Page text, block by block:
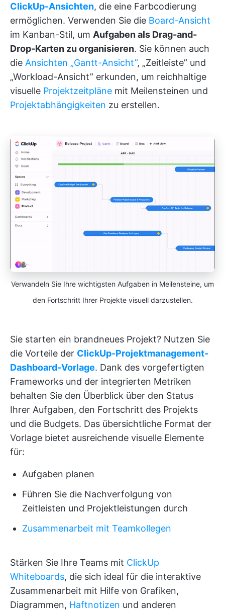
ClickUp-Ansichten, die eine Farbcodierung
ermöglichen. Verwenden Sie die Board-Ansicht
im Kanban-Stil, um Aufgaben als Drag-and-
Drop-Karten zu organisieren. Sie können auch
die Ansichten „Gantt-Ansicht”, „Zeitleiste” und
„Workload-Ansicht” erkunden, um reichhaltige
visuelle Projektzeitpläne mit Meilensteinen und
Projektabhängigkeiten zu erstellen.
Verwandeln Sie Ihre wichtigsten Aufgaben in Meilensteine, um
den Fortschritt Ihrer Projekte visuell darzustellen.
Sie starten ein brandneues Projekt? Nutzen Sie
die Vorteile der ClickUp-Projektmanagement-
Dashboard-Vorlage. Dank des vorgefertigten
Frameworks und der integrierten Metriken
behalten Sie den Überblick über den Status
Ihrer Aufgaben, den Fortschritt des Projekts
und die Budgets. Das übersichtliche Format der
Vorlage bietet ausreichende visuelle Elemente
für:
Aufgaben planen
Führen Sie die Nachverfolgung von
Zeitleisten und Projektleistungen durch
Zusammenarbeit mit Teamkollegen
Stärken Sie Ihre Teams mit ClickUp
Whiteboards, die sich ideal für die interaktive
Zusammenarbeit mit Hilfe von Grafiken,
Diagrammen, Haftnotizen und anderen